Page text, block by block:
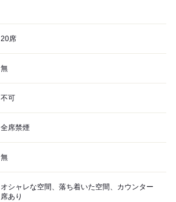
20席
無
不可
全席禁煙
無
オシャレな空間、落ち着いた空間、カウンター
席あり